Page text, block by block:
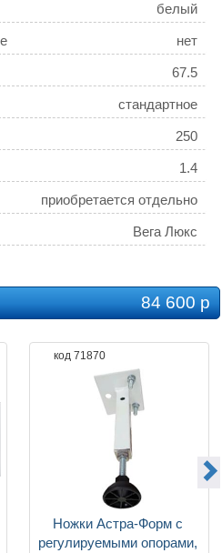
белый
нет
67.5
стандартное
250
1.4
приобретается отдельно
Вега Люкс
84 600 р
код 71870
Ножки Астра-Форм с
регулируемыми опорами,